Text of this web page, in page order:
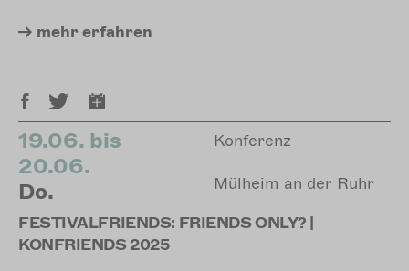
mehr erfahren
19.06. bis
20.06.
Do.
Konferenz
Mülheim an der Ruhr
FESTIVALFRIENDS: FRIENDS ONLY? |
KONFRIENDS 2025